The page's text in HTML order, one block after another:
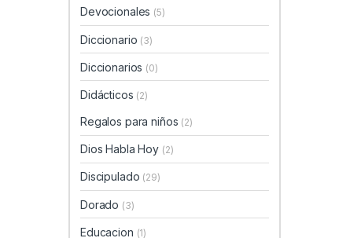
Devocionales (5)
Diccionario (3)
Diccionarios (0)
Didácticos (2)
Regalos para niños (2)
Dios Habla Hoy (2)
Discipulado (29)
Dorado (3)
Educacion (1)